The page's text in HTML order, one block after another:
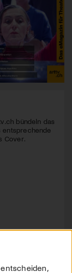
bündeln das
entsprechende
Cover.